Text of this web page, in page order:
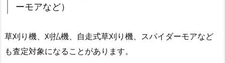
ーモアなど）
草刈り機、刈払機、自走式草刈り機、スパイダーモアなど
も査定対象になることがあります。